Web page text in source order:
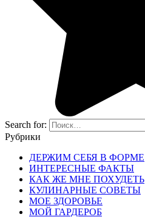
Search for:
Рубрики
ДЕРЖИМ СЕБЯ В ФОРМЕ
ИНТЕРЕСНЫЕ ФАКТЫ
КАК ЖЕ МНЕ ПОХУДЕТЬ
КУЛИНАРНЫЕ СОВЕТЫ
МОЕ ЗДОРОВЬЕ
МОЙ ГАРДЕРОБ